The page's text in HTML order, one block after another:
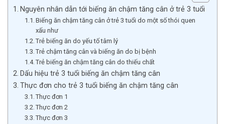
Nguyên nhân dẫn tới biếng ăn chậm tăng cân ở trẻ 3 tuổi
Biếng ăn chậm tăng cân ở trẻ 3 tuổi do một số thói quen
xấu như
Trẻ biếng ăn do yếu tố tâm lý
Trẻ chậm tăng cân và biếng ăn do bị bệnh
Trẻ biếng ăn chậm tăng cân do thiếu chất
Dấu hiệu trẻ 3 tuổi biếng ăn chậm tăng cân
Thực đơn cho trẻ 3 tuổi biếng ăn chậm tăng cân
Thực đơn 1
Thực đơn 2
Thực đơn 3